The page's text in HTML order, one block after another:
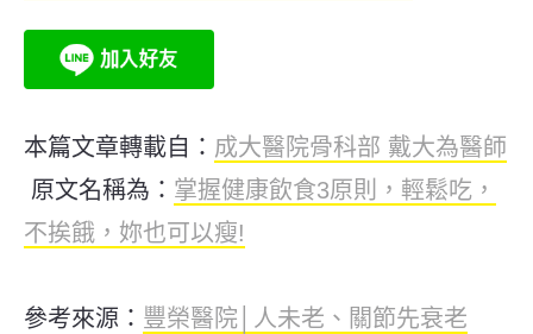
本篇文章轉載自： 成大醫院骨科部 戴大為醫師
原文名稱為： 掌握健康飲食3原則，輕鬆吃，
不挨餓，妳也可以瘦!
參考來源： 豐榮醫院│人未老、關節先衰老